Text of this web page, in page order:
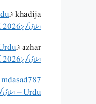
khadijaاز
اسلامی کویز 2026 کے مقابلہ میں حصہ لیکر خود کا جائزہ لیں
azharاز
اسلامی کویز 2026 کے مقابلہ میں حصہ لیکر خود کا جائزہ لیں
mdasad787
Urdu – اسلامی کویز 2026 کے مقابلہ میں حصہ لیکر خود کا جائزہ لیں